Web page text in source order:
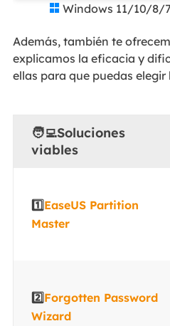
 Windows 11/10/8/7
Además, también te
explicamos la eficacia y
ellas para que puedas
🧑‍💻Soluciones
viables
1️⃣EaseUS Partition
Master
2️⃣Forgotten Password
Wizard